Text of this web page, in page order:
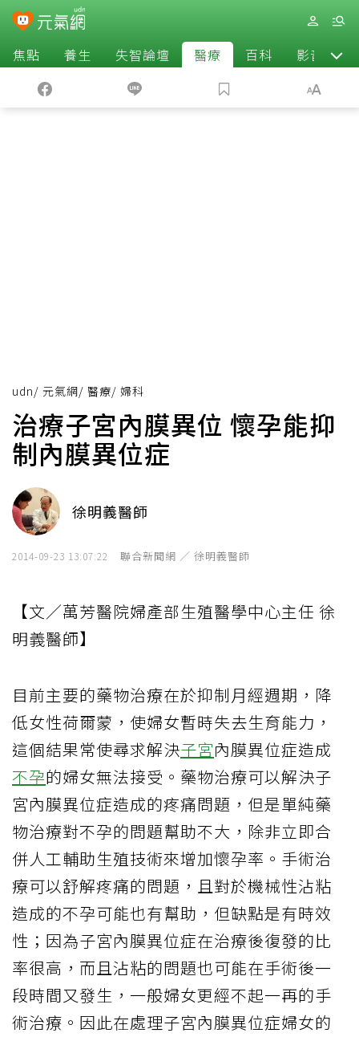
焦點 養生 失智論壇 醫療 百科 影音
udn/ 元氣網/ 醫療/ 婦科
治療子宮內膜異位 懷孕能抑
制內膜異位症
徐明義醫師
2014-09-23 13:07:22 聯合新聞網 ／ 徐明義醫師
【文／萬芳醫院婦產部生殖醫學中心主任 徐
明義醫師】
目前主要的藥物治療在於抑制月經週期，降
低女性荷爾蒙，使婦女暫時失去生育能力，
這個結果常使尋求解決子宮內膜異位症造成
不孕的婦女無法接受。藥物治療可以解決子
宮內膜異位症造成的疼痛問題，但是單純藥
物治療對不孕的問題幫助不大，除非立即合
併人工輔助生殖技術來增加懷孕率。手術治
療可以舒解疼痛的問題，且對於機械性沾粘
造成的不孕可能也有幫助，但缺點是有時效
性；因為子宮內膜異位症在治療後復發的比
率很高，而且沾粘的問題也可能在手術後一
段時間又發生，一般婦女更經不起一再的手
術治療。因此在處理子宮內膜異位症婦女的